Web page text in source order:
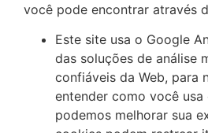
você pode encontrar através
Este site usa o Google
das soluções de análise
confiáveis ​​da Web, para
entender como você
podemos melhorar sua